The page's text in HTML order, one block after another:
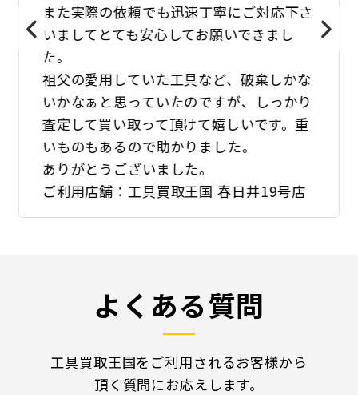
また実際の依頼でも迅速丁寧にご対応下さ
いましてとても安心してお願いできまし
た。
祖父の愛用していた工具など、破棄しかな
いかなぁと思っていたのですが、しっかり
査定して買い取って頂けて嬉しいです。重
いものもあるので助かりました。
ありがとうございました。
ご利用店舗：工具買取王国 春日井19号店
よくある質問
工具買取王国をご利用されるお客様から
頂く質問にお応えします。